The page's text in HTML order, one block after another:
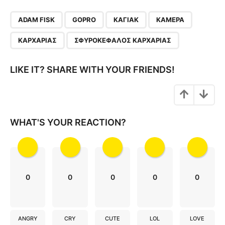
a
n
ADAM FISK GOPRO ΚΑΓΙΆΚ ΚΆΜΕΡΑ
ΚΑΡΧΑΡΊΑΣ ΣΦΥΡΟΚΈΦΑΛΟΣ ΚΑΡΧΑΡΊΑΣ
LIKE IT? SHARE WITH YOUR FRIENDS!
WHAT'S YOUR REACTION?
0
ANGRY
0
CRY
0
CUTE
0
LOL
0
LOVE